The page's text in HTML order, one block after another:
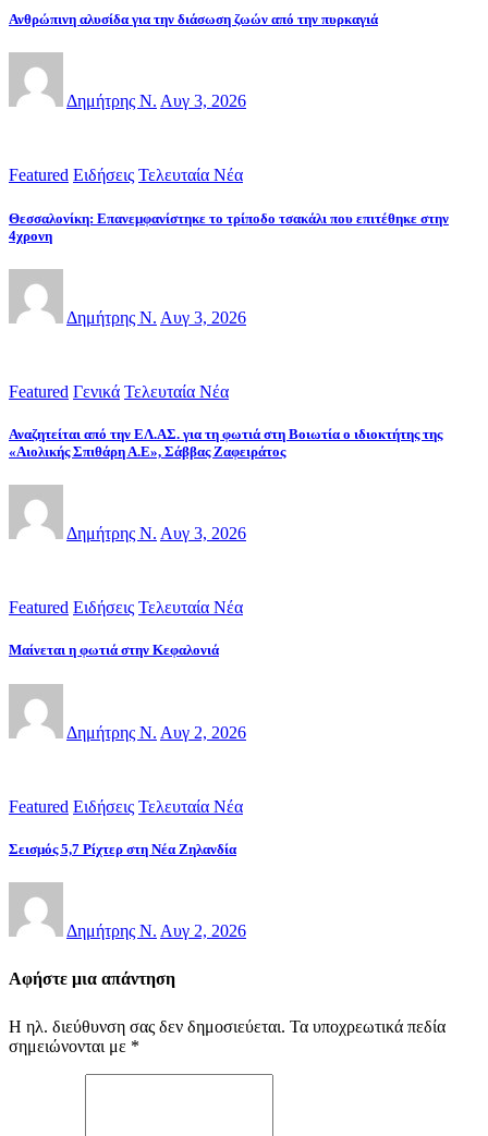
Ανθρώπινη αλυσίδα για την διάσωση ζωών από την πυρκαγιά
Δημήτρης Ν. Αυγ 3, 2026
Featured Ειδήσεις Τελευταία Νέα
Θεσσαλονίκη: Επανεμφανίστηκε το τρίποδο τσακάλι που επιτέθηκε στην
4χρονη
Δημήτρης Ν. Αυγ 3, 2026
Featured Γενικά Τελευταία Νέα
Αναζητείται από την ΕΛ.ΑΣ. για τη φωτιά στη Βοιωτία ο ιδιοκτήτης της
«Αιολικής Σπιθάρη Α.Ε», Σάββας Ζαφειράτος
Δημήτρης Ν. Αυγ 3, 2026
Featured Ειδήσεις Τελευταία Νέα
Μαίνεται η φωτιά στην Κεφαλονιά
Δημήτρης Ν. Αυγ 2, 2026
Featured Ειδήσεις Τελευταία Νέα
Σεισμός 5,7 Ρίχτερ στη Νέα Ζηλανδία
Δημήτρης Ν. Αυγ 2, 2026
Αφήστε μια απάντηση
Η ηλ. διεύθυνση σας δεν δημοσιεύεται. Τα υποχρεωτικά πεδία
σημειώνονται με *